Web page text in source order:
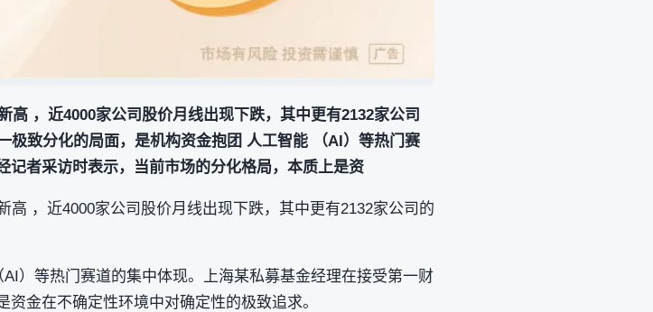
，近4000家公司股价月线出现下跌，其中更有2132家公司
极致分化的局面，是机构资金抱团 人工智能 （AI）等热门赛
者采访时表示，当前市场的分化格局，本质上是资
，近4000家公司股价月线出现下跌，其中更有2132家公司的
）等热门赛道的集中体现。上海某私募基金经理在接受第一财
金在不确定性环境中对确定性的极致追求。